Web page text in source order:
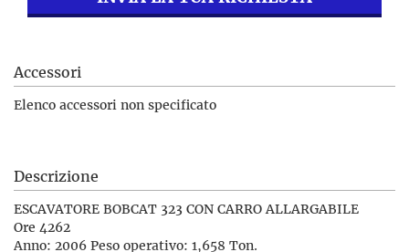
Accessori
Elenco accessori non specificato
Descrizione
ESCAVATORE BOBCAT 323 CON CARRO ALLARGABILE
Ore 4262
Anno: 2006 Peso operativo: 1,658 Ton.